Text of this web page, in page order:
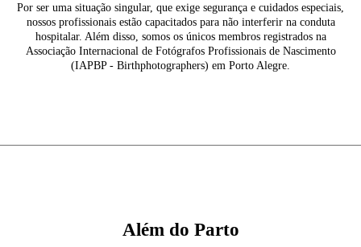
Por ser uma situação singular, que exige segurança e cuidados especiais,
nossos profissionais estão capacitados para não interferir na conduta
hospitalar. Além disso, somos os únicos membros registrados na
Associação Internacional de Fotógrafos Profissionais de Nascimento
(IAPBP - Birthphotographers) em Porto Alegre.
Além do Parto